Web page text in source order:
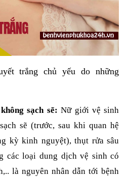
trắng chủ yếu do những
sạch sẽ: Nữ giới vệ sinh
sẽ (trước, sau khi quan hệ
kỳ kinh nguyệt), thụt rửa sâu
các loại dung dịch vệ sinh có
là nguyên nhân dẫn tới bệnh